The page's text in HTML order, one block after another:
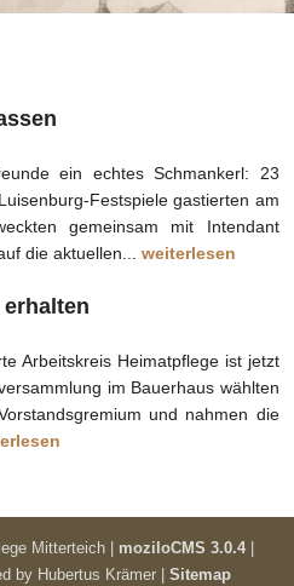
ein echtes Schmankerl: 23
Festspiele gastierten am
gemeinsam mit Intendant
die aktuellen... weiterlesen
Arbeitskreis Heimatpflege ist jetzt
im Bauerhaus wählten
und nahmen die
Mitterteich | moziloCMS 3.0.4|
by Hubertus Krämer Sitemap